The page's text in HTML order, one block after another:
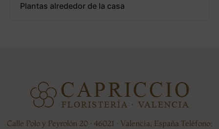
Plantas alrededor de la casa
Calle Polo y Peyrolón 20 · 46021 · Valencia, España Teléfono: